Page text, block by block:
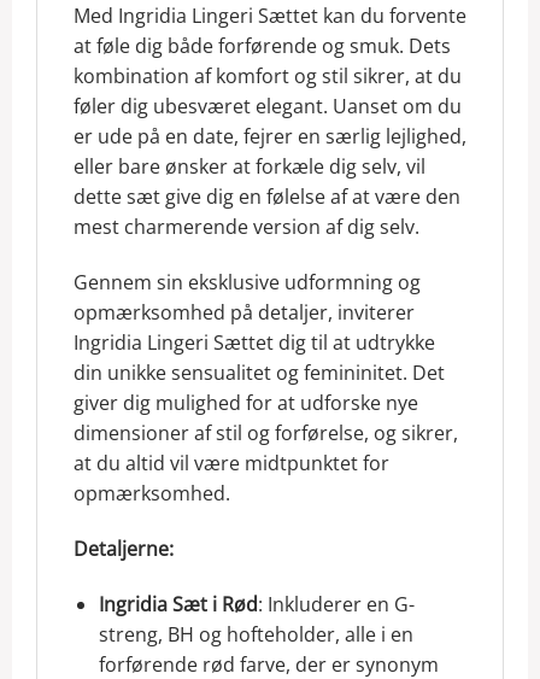
Med Ingridia Lingeri Sættet kan du forvente
at føle dig både forførende og smuk. Dets
kombination af komfort og stil sikrer, at du
føler dig ubesværet elegant. Uanset om du
er ude på en date, fejrer en særlig lejlighed,
eller bare ønsker at forkæle dig selv, vil
dette sæt give dig en følelse af at være den
mest charmerende version af dig selv.
Gennem sin eksklusive udformning og
opmærksomhed på detaljer, inviterer
Ingridia Lingeri Sættet dig til at udtrykke
din unikke sensualitet og femininitet. Det
giver dig mulighed for at udforske nye
dimensioner af stil og forførelse, og sikrer,
at du altid vil være midtpunktet for
opmærksomhed.
Detaljerne:
Ingridia Sæt i Rød: Inkluderer en G-
streng, BH og hofteholder, alle i en
forførende rød farve, der er synonym